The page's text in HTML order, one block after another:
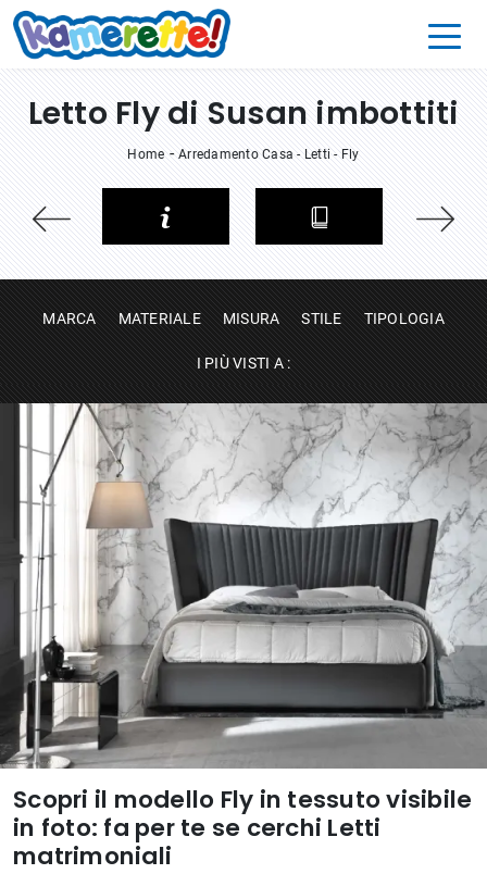
Letto Fly di Susan imbottiti
Home-Arredamento Casa-Letti -Fly
MARCA MATERIALE MISURA STILE TIPOLOGIA
I PIÙ VISTI A :
Scopri il modello Fly in tessuto visibile
in foto: fa per te se cerchi Letti
matrimoniali